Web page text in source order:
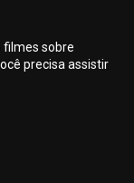
filmes sobre
precisa assistir